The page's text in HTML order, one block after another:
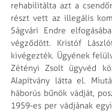
rehabilitálta azt a
részt vett az illegális
Ságvári Endre
végződött. Kristóf
kivégezték. Ügyének
Zétényi Zsolt ügyvéd
Alapítvány látta el.
háborús bűnök vádját,
1959-es per vádjának